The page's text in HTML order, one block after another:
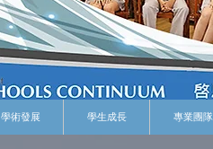
學術發展 學生成長 專業團隊